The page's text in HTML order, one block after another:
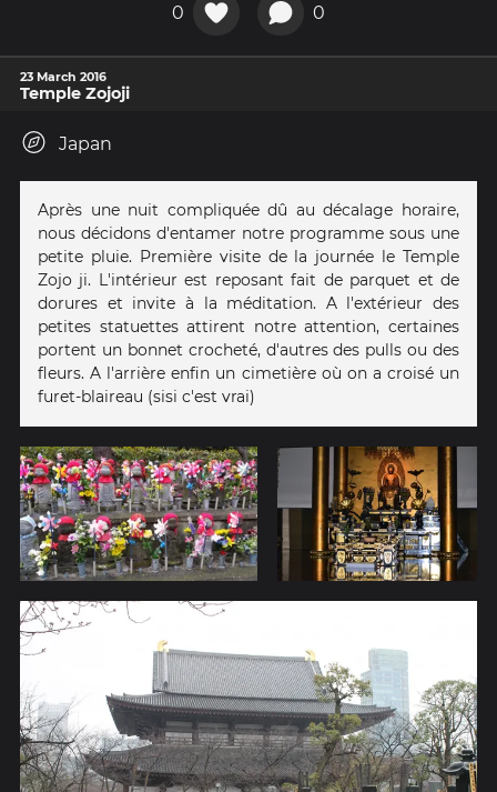
0 0
23 March 2016
Temple Zojoji
Japan
Après une nuit compliquée dû au décalage horaire,
nous décidons d'entamer notre programme sous une
petite pluie. Première visite de la journée le Temple
Zojo ji. L'intérieur est reposant fait de parquet et de
dorures et invite à la méditation. A l'extérieur des
petites statuettes attirent notre attention, certaines
portent un bonnet crocheté, d'autres des pulls ou des
fleurs. A l'arrière enfin un cimetière où on a croisé un
furet-blaireau (sisi c'est vrai)